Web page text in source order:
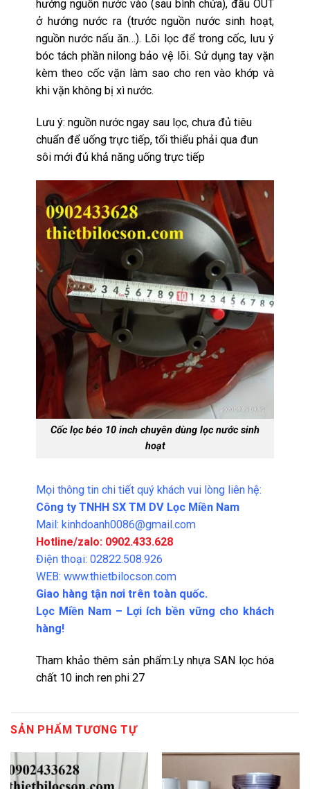
hướng nguồn nước vào (sau bình chứa), đầu OUT
ở hướng nước ra (trước nguồn nước sinh hoạt,
nguồn nước nấu ăn…). Lõi lọc để trong cốc, lưu ý
bóc tách phần nilong bảo vệ lõi. Sử dụng tay vặn
kèm theo cốc vặn làm sao cho ren vào khớp và
khi vặn không bị xì nước.
Lưu ý: nguồn nước ngay sau lọc, chưa đủ tiêu
chuẩn để uống trực tiếp, tối thiểu phải qua đun
sôi mới đủ khả năng uống trực tiếp
Cốc lọc béo 10 inch chuyên dùng lọc nước sinh
hoạt
Mọi thông tin chi tiết quý khách vui lòng liên hệ:
Công ty TNHH SX TM DV Lọc Miền Nam
Mail: kinhdoanh0086@gmail.com
Hotline/zalo: 0902.433.628
Điện thoại: 02822.508.926
WEB: www.thietbilocson.com
Giao hàng tận nơi trên toàn quốc.
Lọc Miền Nam – Lợi ích bền vững cho khách
hàng!
Tham khảo thêm sản phẩm:Ly nhựa SAN lọc hóa
chất 10 inch ren phi 27
SẢN PHẨM TƯƠNG TỰ